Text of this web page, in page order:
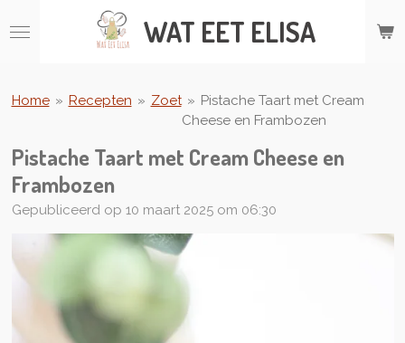
direct
hoofdinhoud
WAT EET ELISA
Home » Recepten » Zoet » Pistache Taart met Cream
Cheese en Frambozen
Pistache Taart met Cream Cheese en
Frambozen
Gepubliceerd op 10 maart 2025 om 06:30